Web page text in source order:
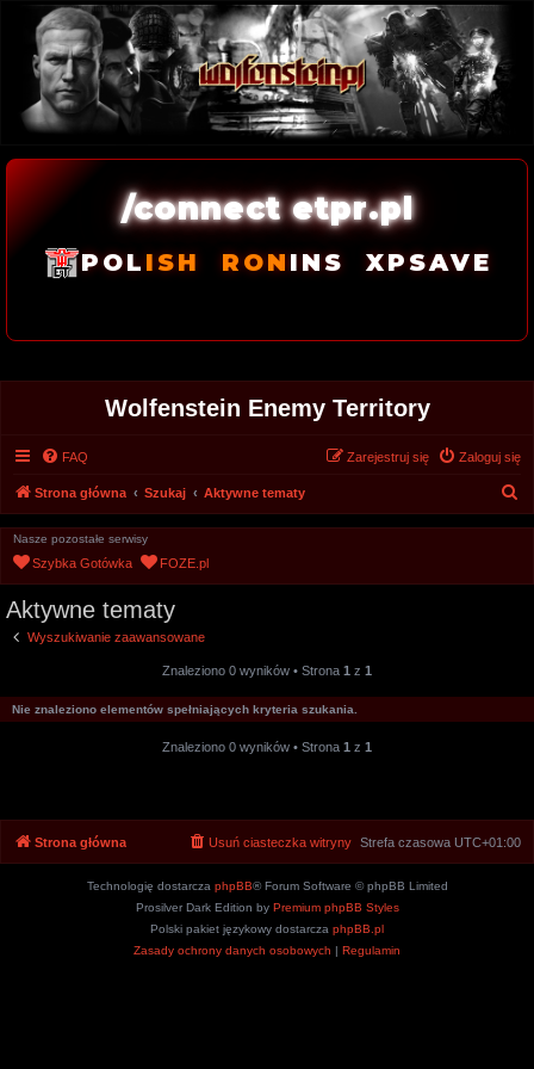
/connect etpr.pl
POL ISH RONINS XPSAVE
Wolfenstein Enemy Territory
FAQ Zaloguj się
Zarejestruj się
Strona główna Szukaj Aktywne tematy
Nasze pozostałe serwisy
Szybka Gotówka FOZE.pl
Aktywne tematy
Wyszukiwanie zaawansowane
Znaleziono 0 wyników • Strona 1 z 1
Nie znaleziono elementów spełniających kryteria szukania.
Znaleziono 0 wyników • Strona 1 z 1
Strona główna Strefa czasowa UTC+01:00
Usuń ciasteczka witryny
Technologię dostarcza phpBB® Forum Software © phpBB Limited
Prosilver Dark Edition by Premium phpBB Styles
Polski pakiet językowy dostarcza phpBB.pl
Zasady ochrony danych osobowych | Regulamin